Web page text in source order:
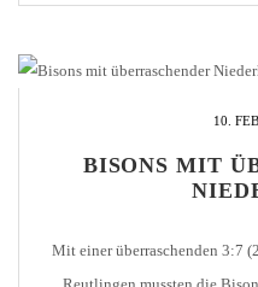
Pforzheim Bisons,
10.
BISONS MIT
Mit einer überraschenden 3:7